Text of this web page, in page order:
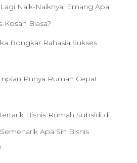
Naik-Naiknya, Emang Apa
Kosan Biasa?
Bongkar Rahasia Sukses
Punya Rumah Cepat
Bisnis Rumah Subsidi di
Apa Sih Bisnis